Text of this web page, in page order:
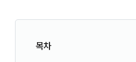
목차